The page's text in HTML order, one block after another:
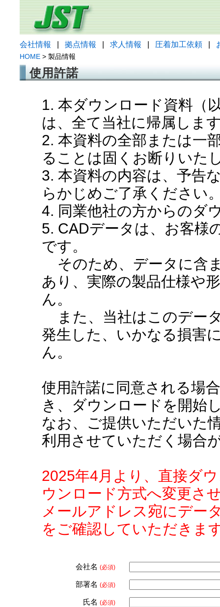
会社情報 拠点情報 求人情報 圧着加工依頼
HOME > 製品情報
使用許諾
1. 本ダウンロード資料（
は、全て当社に帰属しま
2. 本資料の全部または一
ることは固くお断りいた
3. 本資料の内容は、予告
らかじめご了承ください
4. 同業他社の方からのダ
5. CADデータは、お客様
です。
そのため、データに含
あり、実際の製品仕様や
ん。
また、当社はこのデー
発生した、いかなる損害
ん。
使用許諾に同意される場
き、ダウンロードを開始
なお、ご提供いただいた
利用させていただく場合
2025年4月より、直接ダ
ウンロード方式へ変更さ
メールアドレス宛にデー
をご確認していただきま
会社名 (必須)
部署名 (必須)
氏名 (必須)